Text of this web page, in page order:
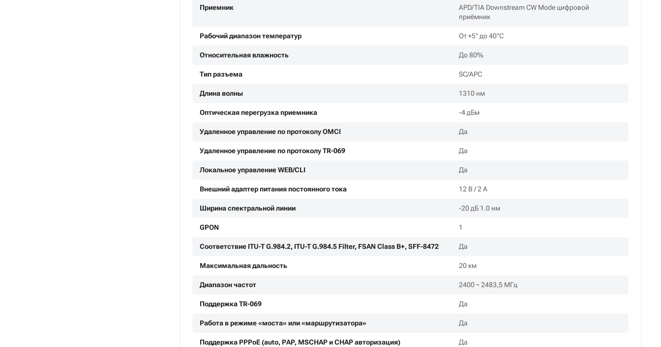
Приемник
APD/TIA Downstream CW Mode цифровой
приёмник
Рабочий диапазон температур От +5° до 40°C
Относительная влажность До 80%
Тип разъема SC/APC
Длина волны 1310 нм
Оптическая перегрузка приемника -4 дБм
Удаленное управление по протоколу OMCI Да
Удаленное управление по протоколу TR-069 Да
Локальное управление WEB/CLI Да
Внешний адаптер питания постоянного тока 12 B / 2 A
Ширина спектральной линии -20 дБ 1.0 нм
GPON 1
Соответствие ITU-T G.984.2, ITU-T G.984.5 Filter, FSAN Class B+, SFF-8472 Да
Максимальная дальность 20 км
Диапазон частот 2400 ~ 2483,5 МГц
Поддержка TR-069 Да
Работа в режиме «моста» или «маршрутизатора» Да
Поддержка PPPoE (auto, PAP, MSCHAP и CHAP авторизация) Да